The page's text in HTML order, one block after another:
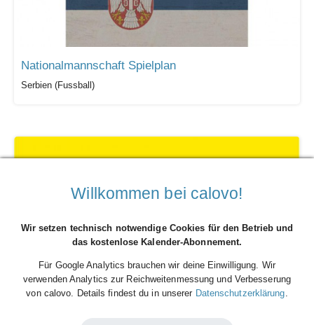
Nationalmannschaft Spielplan
Serbien (Fussball)
Nationalmannschaft Spielplan
Kolumbien (Fussball)
Willkommen bei calovo!
Wir setzen technisch notwendige Cookies für den Betrieb und
das kostenlose Kalender-Abonnement.
Für Google Analytics brauchen wir deine Einwilligung. Wir
verwenden Analytics zur Reichweitenmessung und Verbesserung
von calovo. Details findest du in unserer Datenschutzerklärung